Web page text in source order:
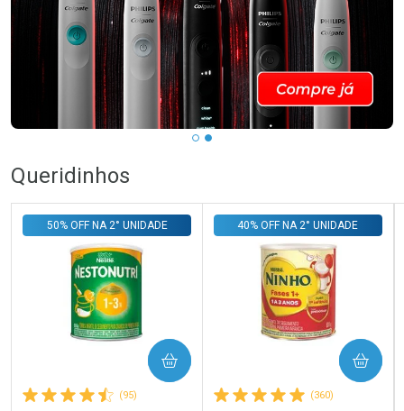
Queridinhos
(95)
50% OFF NA 2° UNIDADE
COMPRAR
(360)
40% OFF NA 2° UNIDADE
COMPRAR